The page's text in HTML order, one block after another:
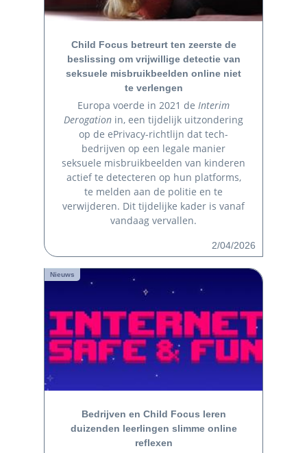
Child Focus betreurt ten zeerste de
beslissing om vrijwillige detectie van
seksuele misbruikbeelden online niet
te verlengen
Europa voerde in 2021 de Interim
Derogation in, een tijdelijk uitzondering
op de ePrivacy-richtlijn dat tech-
bedrijven op een legale manier
seksuele misbruikbeelden van kinderen
actief te detecteren op hun platforms,
te melden aan de politie en te
verwijderen. Dit tijdelijke kader is vanaf
vandaag vervallen.
2/04/2026
Nieuws
Bedrijven en Child Focus leren
duizenden leerlingen slimme online
reflexen